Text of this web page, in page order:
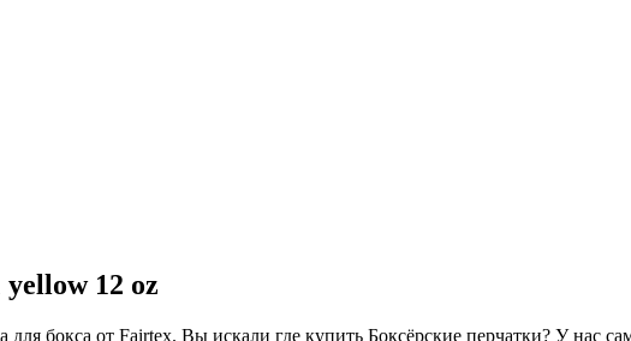
12 oz
бокса от Fairtex. Вы искали где купить Боксёрские перчатки? У нас